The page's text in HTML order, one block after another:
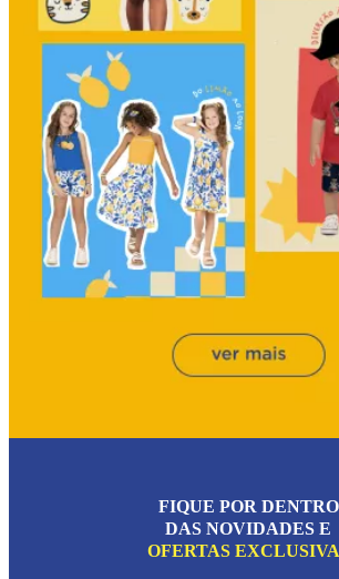
FIQUE POR DENTRO
DAS NOVIDADES E
OFERTAS